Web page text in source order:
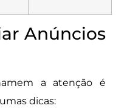
Anúncios
a atenção é
dicas: